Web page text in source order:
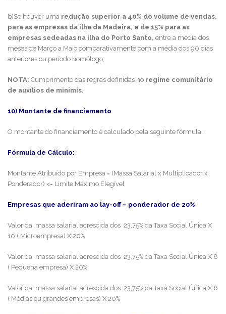
b)Se houver uma redução superior a 40% do volume de vendas,
para as empresas da ilha da Madeira, e de 15% para as
empresas sedeadas na ilha do Porto Santo, entre a média dos
meses de Março a Maio comparativamente com a média dos 90 dias
anteriores ou período homólogo;
NOTA: Cumprimento das regras definidas no regime comunitário
de auxílios de minimis.
10) Montante de financiamento
O montante do financiamento é calculado pela seguinte fórmula:
Fórmula de Cálculo:
Montante Atribuído por Empresa = (Massa Salarial x Multiplicador x
Ponderador) <= Limite Máximo Elegível
Empresas que aderiram ao lay-off – ponderador de 20%
Valor da massa salarial acrescida dos 23,75% da Taxa Social Única X
10 ( Microempresa) X 20%
Valor da massa salarial acrescida dos 23,75% da Taxa Social Única X 8
( Pequena empresa) X 20%
Valor da massa salarial acrescida dos 23,75% da Taxa Social Única X 6
( Médias ou grandes empresas) X 20%